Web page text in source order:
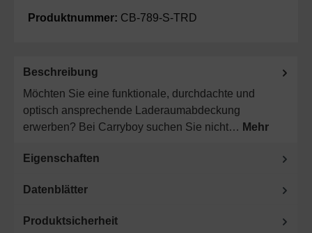
Produktnummer: CB-789-S-TRD
Beschreibung
Möchten Sie eine funktionale, durchdachte und
optisch ansprechende Laderaumabdeckung
erwerben? Bei Carryboy suchen Sie nicht… Mehr
Eigenschaften
Datenblätter
Produktsicherheit